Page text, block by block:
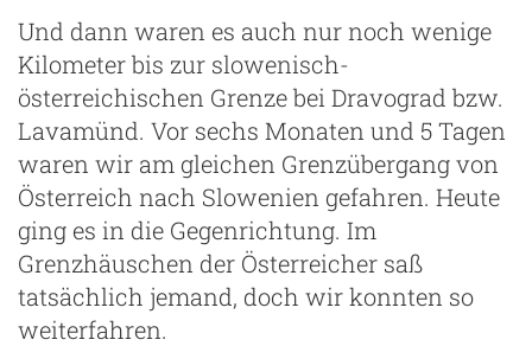
Und dann waren es auch nur noch wenige
Kilometer bis zur slowenisch-
österreichischen Grenze bei Dravograd bzw.
Lavamünd. Vor sechs Monaten und 5 Tagen
waren wir am gleichen Grenzübergang von
Österreich nach Slowenien gefahren. Heute
ging es in die Gegenrichtung. Im
Grenzhäuschen der Österreicher saß
tatsächlich jemand, doch wir konnten so
weiterfahren.